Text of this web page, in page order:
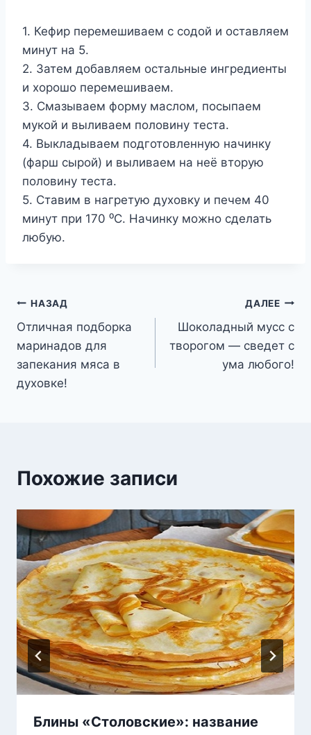
1. Кефир перемешиваем с содой и оставляем
минут на 5.
2. Затем добавляем остальные ингредиенты
и хорошо перемешиваем.
3. Смазываем форму маслом, посыпаем
мукой и выливаем половину теста.
4. Выкладываем подготовленную начинку
(фарш сырой) и выливаем на неё вторую
половину теста.
5. Ставим в нагретую духовку и печем 40
минут при 170 ⁰C. Начинку можно сделать
любую.
Навигация
по
записям
НАЗАД
Отличная подборка
маринадов для
запекания мяса в
духовке!
ДАЛЕЕ
Шоколадный мусс с
творогом — сведет с
ума любого!
Похожие записи
Блины «Столовские»: название